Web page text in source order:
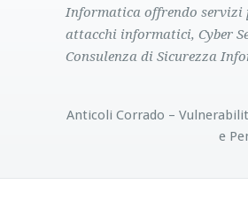
CONTATTIInformatica offrendo servizi
attacchi informatici, Cyber
Consulenza di Sicurezza
Anticoli Corrado –
e